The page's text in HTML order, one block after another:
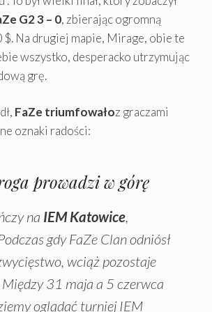
G2 3 – 0, zbierając ogromną
Na drugiej mapie, Mirage, obie te
wszystko, desperacko utrzymując
grę.
FaZe triumfowałoz graczami
oznaki radości:
prowadzi w górę
na IEM Katowice
gdy FaZe Clan odniósł
wciąż pozostaje
Między 31 maja a 5 czerwca
oglądać turniej IEM